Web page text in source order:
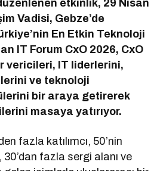
etkinlik, 29 Nisan
Vadisi, Gebze’de
En Etkin Teknoloji
IT Forum CxO 2026, CxO
vericileri, IT liderlerini,
ve teknoloji
bir araya getirerek
masaya yatırıyor.
fazla katılımcı, 50’nin
fazla sergi alanı ve